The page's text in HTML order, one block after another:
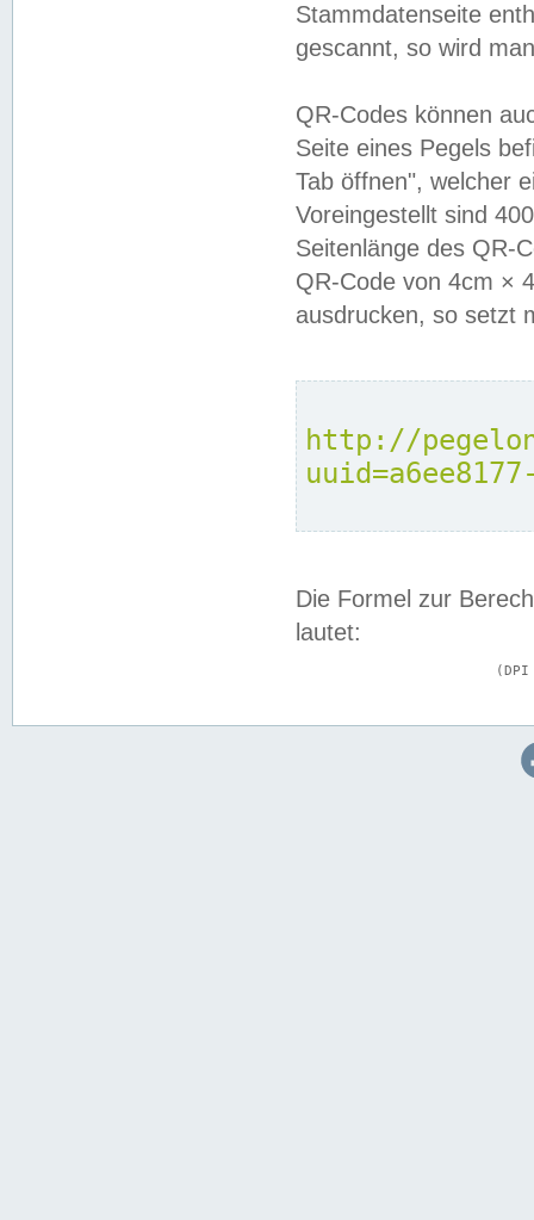
Stammdatenseite
gescannt, so wird
QR-Codes können
Seite eines Pegels
Tab öffnen", welcher
Voreingestellt sind
Seitenlänge des QR-
QR-Code von 4cm ×
ausdrucken, so setzt
http://
Die Formel zur
lautet: